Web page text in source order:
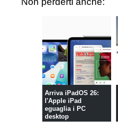
Arriva iPadOS 26:
l'Apple iPad
eguaglia i PC
desktop